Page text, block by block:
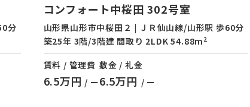
分
コンフォート中桜田 302号室
山形県山形市中桜田２ | ＪＲ仙山線/山形駅 歩60分
築25年 3階/3階建 間取り 2LDK 54.88m 2
賃料 / 管理費
6.5万円 / ー
敷金 / 礼金
6.5万円 / ー